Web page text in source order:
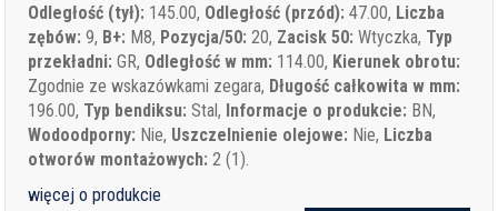
Odległość (tył): 145.00, Odległość (przód): 47.00, Liczba
zębów: 9, B+: M8, Pozycja/50: 20, Zacisk 50: Wtyczka, Typ
przekładni: GR, Odległość w mm: 114.00, Kierunek obrotu:
Zgodnie ze wskazówkami zegara, Długość całkowita w mm:
196.00, Typ bendiksu: Stal, Informacje o produkcie: BN,
Wodoodporny: Nie, Uszczelnienie olejowe: Nie, Liczba
otworów montażowych: 2 (1).
więcej o produkcie